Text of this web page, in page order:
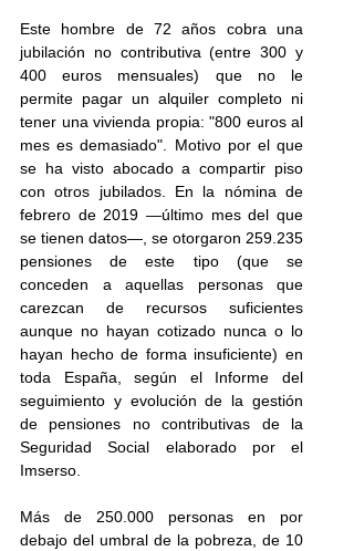
Este hombre de 72 años cobra una
jubilación no contributiva (entre 300 y
400 euros mensuales) que no le
permite pagar un alquiler completo ni
tener una vivienda propia: "800 euros al
mes es demasiado". Motivo por el que
se ha visto abocado a compartir piso
con otros jubilados. En la nómina de
febrero de 2019 —último mes del que
se tienen datos—, se otorgaron 259.235
pensiones de este tipo (que se
conceden a aquellas personas que
carezcan de recursos suficientes
aunque no hayan cotizado nunca o lo
hayan hecho de forma insuficiente) en
toda España, según el Informe del
seguimiento y evolución de la gestión
de pensiones no contributivas de la
Seguridad Social elaborado por el
Imserso.
Más de 250.000 personas en por
debajo del umbral de la pobreza, de 10